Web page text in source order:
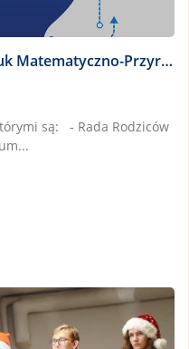
Wyniki konkursów z Dnia Nauk Matematyczno-Przyrodniczych
są: - Rada Rodziców